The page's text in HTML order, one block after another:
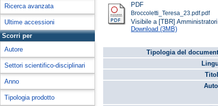
Ricerca avanzata
Ultime accessioni
Scorri per
Autore
Settori scientifico-disciplinari
Anno
Tipologia prodotto
PDF
Broccoletti_Teresa_23.pdf.pdf
Visibile a [TBR]
Download (3MB)
Tipologia del